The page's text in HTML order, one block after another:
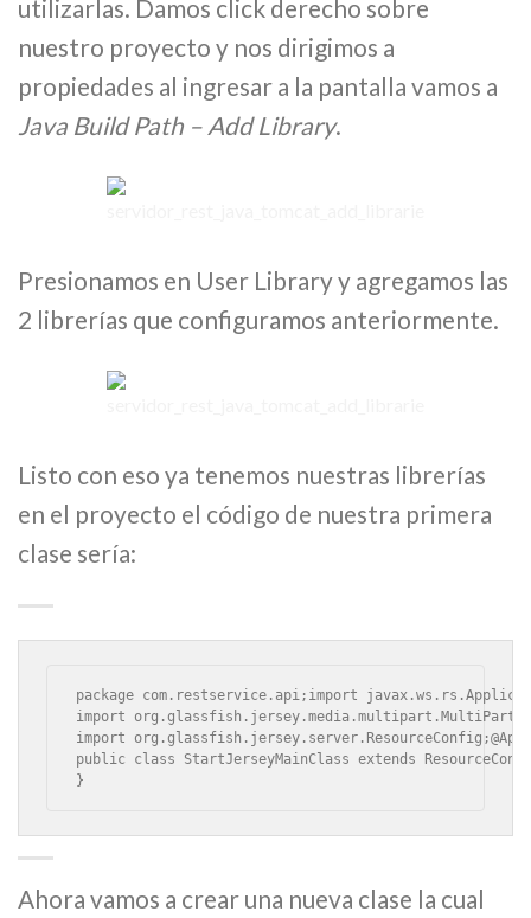
utilizarlas. Damos click derecho sobre
nuestro proyecto y nos dirigimos a
propiedades al ingresar a la pantalla vamos a
Java Build Path – Add Library.
Presionamos en User Library y agregamos las
2 librerías que configuramos anteriormente.
Listo con eso ya tenemos nuestras librerías
en el proyecto el código de nuestra primera
clase sería:
package com.restservice.api;import
import
import
public class StartJerseyMainClass extends
Ahora vamos a crear una nueva clase la cual